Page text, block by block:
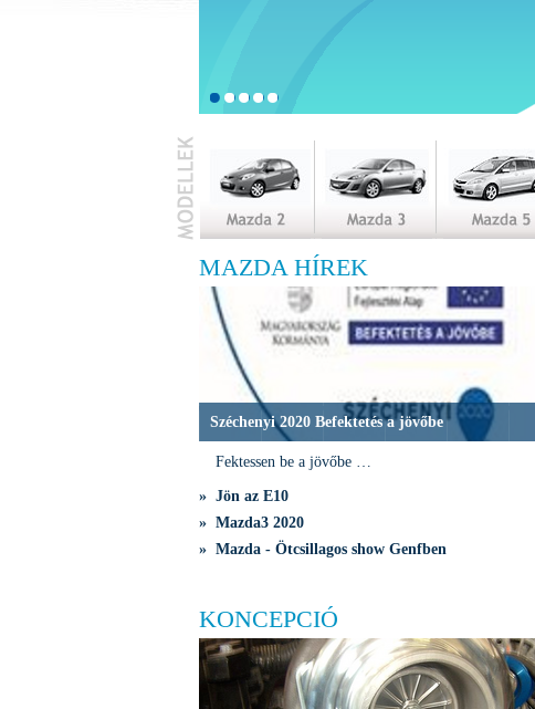
MAZDA HÍREK
Széchenyi 2020 Befektetés a jövőbe
Fektessen be a jövőbe …
» Jön az E10
» Mazda3 2020
» Mazda - Ötcsillagos show Genfben
KONCEPCIÓ